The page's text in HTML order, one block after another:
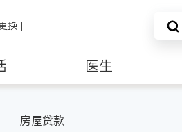
换 ]
医生
房屋贷款